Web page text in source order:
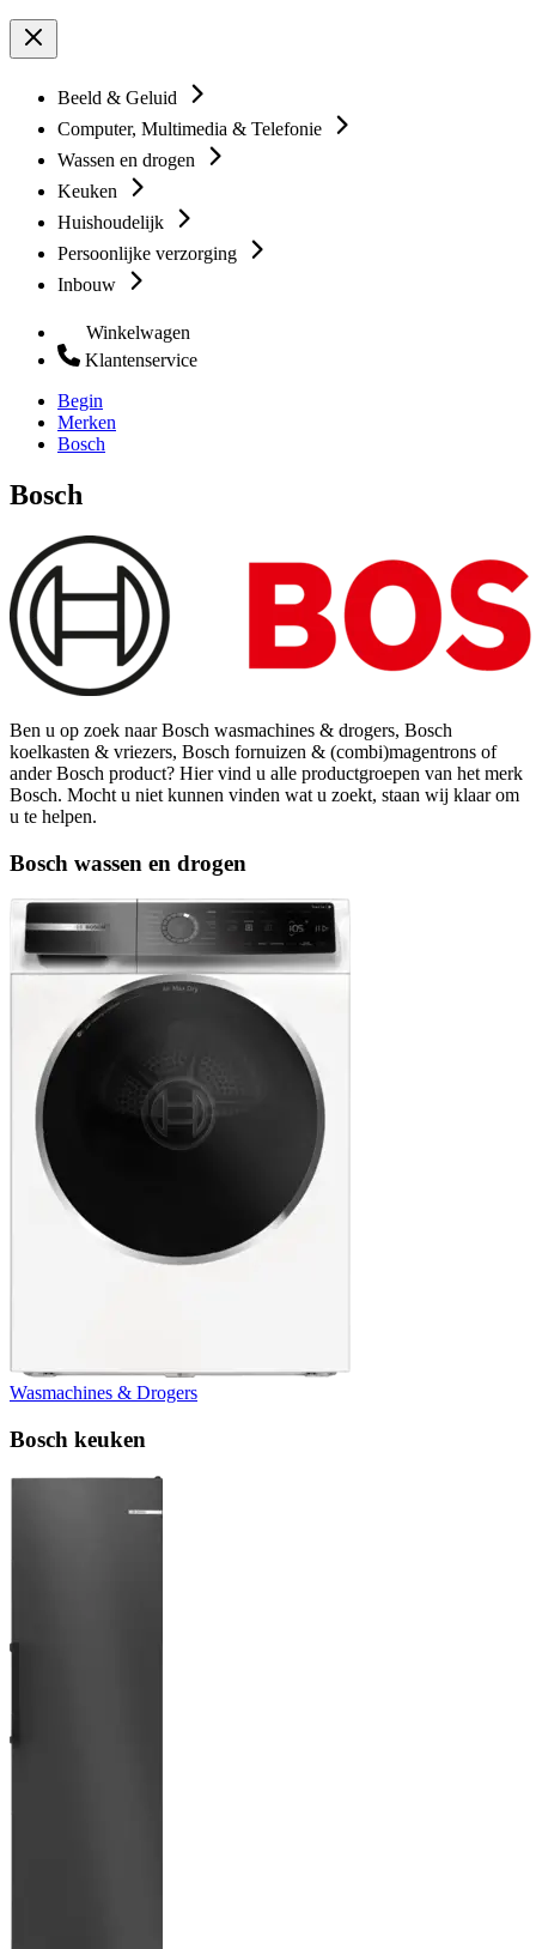
Beeld & Geluid
Computer, Multimedia & Telefonie
Wassen en drogen
Keuken
Huishoudelijk
Persoonlijke verzorging
Inbouw
Winkelwagen
Klantenservice
Begin
Merken
Bosch
Bosch
Ben u op zoek naar Bosch wasmachines & drogers, Bosch
koelkasten & vriezers, Bosch fornuizen & (combi)magentrons of
ander Bosch product? Hier vind u alle productgroepen van het merk
Bosch. Mocht u niet kunnen vinden wat u zoekt, staan wij klaar om
u te helpen.
Bosch wassen en drogen
Wasmachines & Drogers
Bosch keuken